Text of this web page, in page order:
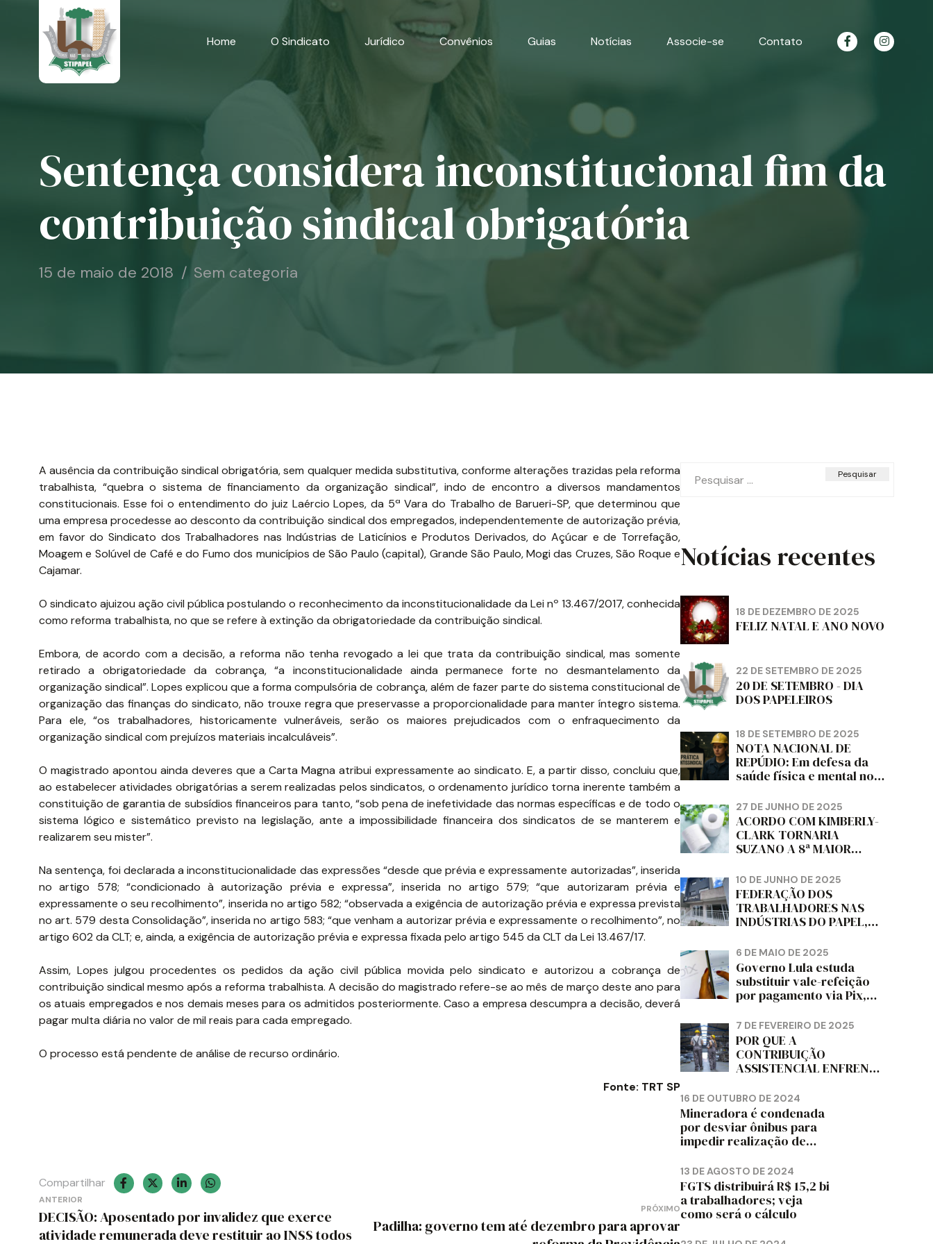
Home O Sindicato Jurídico Convênios Guias Notícias Associe-se Contato
Sentença considera inconstitucional fim da
contribuição sindical obrigatória
15 de maio de 2018 Sem categoria
A ausência da contribuição sindical obrigatória, sem qualquer medida substitutiva, conforme alterações trazidas pela reforma
trabalhista, “quebra o sistema de financiamento da organização sindical”, indo de encontro a diversos mandamentos
constitucionais. Esse foi o entendimento do juiz Laércio Lopes, da 5ª Vara do Trabalho de Barueri-SP, que determinou que
uma empresa procedesse ao desconto da contribuição sindical dos empregados, independentemente de autorização prévia,
em favor do Sindicato dos Trabalhadores nas Indústrias de Laticínios e Produtos Derivados, do Açúcar e de Torrefação,
Moagem e Solúvel de Café e do Fumo dos municípios de São Paulo (capital), Grande São Paulo, Mogi das Cruzes, São Roque e
Cajamar.
O sindicato ajuizou ação civil pública postulando o reconhecimento da inconstitucionalidade da Lei nº 13.467/2017, conhecida
como reforma trabalhista, no que se refere à extinção da obrigatoriedade da contribuição sindical.
Embora, de acordo com a decisão, a reforma não tenha revogado a lei que trata da contribuição sindical, mas somente
retirado a obrigatoriedade da cobrança, “a inconstitucionalidade ainda permanece forte no desmantelamento da
organização sindical”. Lopes explicou que a forma compulsória de cobrança, além de fazer parte do sistema constitucional de
organização das finanças do sindicato, não trouxe regra que preservasse a proporcionalidade para manter íntegro sistema.
Para ele, “os trabalhadores, historicamente vulneráveis, serão os maiores prejudicados com o enfraquecimento da
organização sindical com prejuízos materiais incalculáveis”.
O magistrado apontou ainda deveres que a Carta Magna atribui expressamente ao sindicato. E, a partir disso, concluiu que,
ao estabelecer atividades obrigatórias a serem realizadas pelos sindicatos, o ordenamento jurídico torna inerente também a
constituição de garantia de subsídios financeiros para tanto, “sob pena de inefetividade das normas específicas e de todo o
sistema lógico e sistemático previsto na legislação, ante a impossibilidade financeira dos sindicatos de se manterem e
realizarem seu mister”.
Na sentença, foi declarada a inconstitucionalidade das expressões “desde que prévia e expressamente autorizadas”, inserida
no artigo 578; “condicionado à autorização prévia e expressa”, inserida no artigo 579; “que autorizaram prévia e
expressamente o seu recolhimento”, inserida no artigo 582; “observada a exigência de autorização prévia e expressa prevista
no art. 579 desta Consolidação”, inserida no artigo 583; “que venham a autorizar prévia e expressamente o recolhimento”, no
artigo 602 da CLT; e, ainda, a exigência de autorização prévia e expressa fixada pelo artigo 545 da CLT da Lei 13.467/17.
Assim, Lopes julgou procedentes os pedidos da ação civil pública movida pelo sindicato e autorizou a cobrança de
contribuição sindical mesmo após a reforma trabalhista. A decisão do magistrado refere-se ao mês de março deste ano para
os atuais empregados e nos demais meses para os admitidos posteriormente. Caso a empresa descumpra a decisão, deverá
pagar multa diária no valor de mil reais para cada empregado.
O processo está pendente de análise de recurso ordinário.
Fonte: TRT SP
Compartilhar
Navegação
ANTERIOR
DECISÃO: Aposentado por invalidez que exerce
atividade remunerada deve restituir ao INSS todos
PRÓXIMO
Padilha: governo tem até dezembro para aprovar
por:
Notícias recentes
18 DE DEZEMBRO DE 2025
FELIZ NATAL E ANO NOVO
22 DE SETEMBRO DE 2025
20 DE SETEMBRO - DIA
DOS PAPELEIROS
18 DE SETEMBRO DE 2025
NOTA NACIONAL DE
REPÚDIO: Em defesa da
saúde física e mental no
da dignidade sindical.
27 DE JUNHO DE 2025
ACORDO COM KIMBERLY-
CLARK TORNARIA
SUZANO A 8ª MAIOR
HIGIÊNICO DO MUNDO,
DIZ FITCH
10 DE JUNHO DE 2025
FEDERAÇÃO DOS
TRABALHADORES NAS
INDÚSTRIAS DO PAPEL,
CORTIÇA E ARTEFATOS
DE PAPEL DO ESTADO DO
PARANÁ – FETRAPEL-PR
6 DE MAIO DE 2025
Governo Lula estuda
substituir vale-refeição
por pagamento via Pix,
7 DE FEVEREIRO DE 2025
POR QUE A
CONTRIBUIÇÃO
ASSISTENCIAL ENFRENTA
TRABALHADORES?
16 DE OUTUBRO DE 2024
Mineradora é condenada
por desviar ônibus para
impedir realização de
13 DE AGOSTO DE 2024
FGTS distribuirá R$ 15,2 bi
a trabalhadores; veja
como será o cálculo